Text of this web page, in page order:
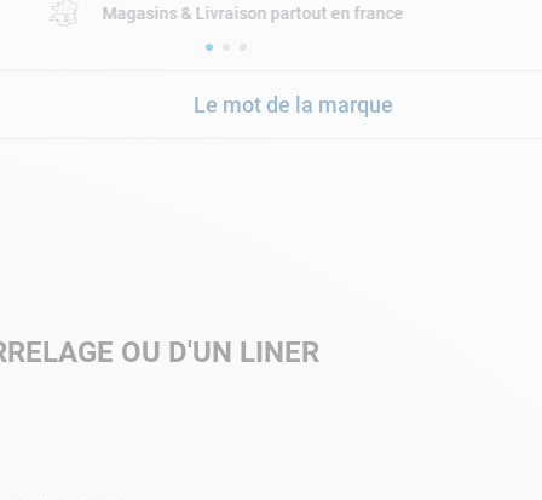
Magasins & Livraison partout en france
Le mot de la marque
OU D'UN LINER